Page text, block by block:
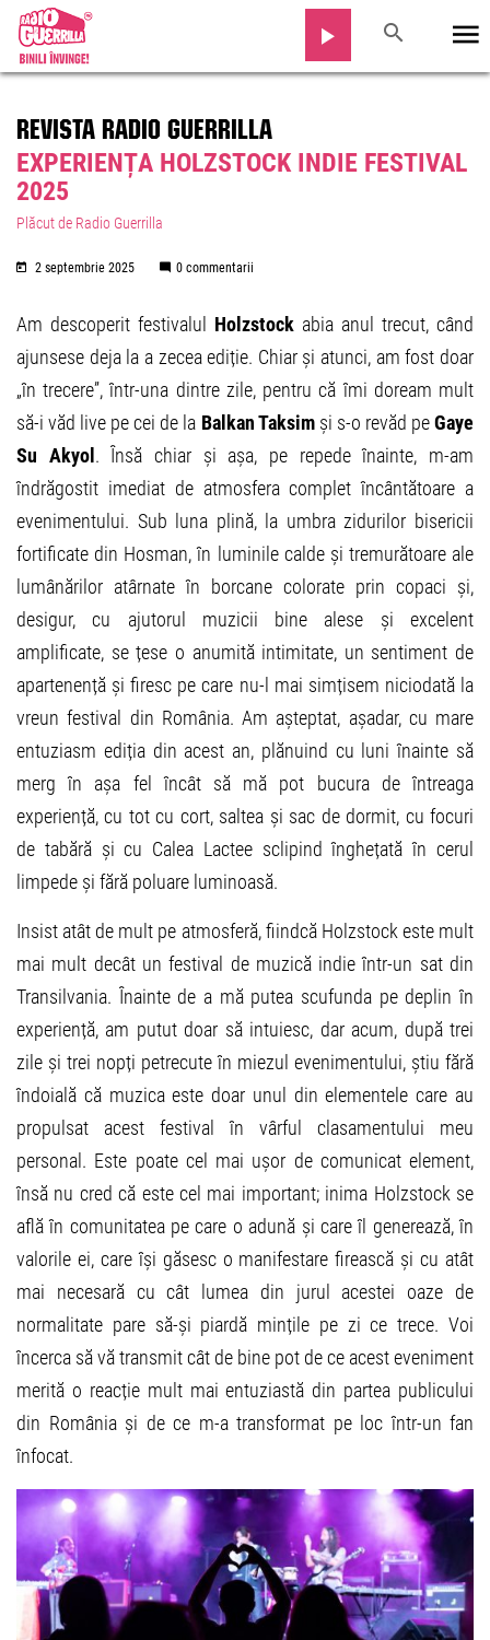
REVISTA RADIO GUERRILLA
EXPERIENȚA HOLZSTOCK INDIE FESTIVAL
2025
Plăcut de Radio Guerrilla
2 septembrie 2025 0 commentarii
Am descoperit festivalul Holzstock abia anul trecut, când
ajunsese deja la a zecea ediție. Chiar și atunci, am fost doar
„în trecere”, într-una dintre zile, pentru că îmi doream mult
să-i văd live pe cei de la Balkan Taksim și s-o revăd peGaye
Su Akyol . Însă chiar și așa, pe repede înainte, m-am
îndrăgostit imediat de atmosfera complet încântătoare a
evenimentului. Sub luna plină, la umbra zidurilor bisericii
fortificate din Hosman, în luminile calde și tremurătoare ale
lumânărilor atârnate în borcane colorate prin copaci și,
desigur, cu ajutorul muzicii bine alese și excelent
amplificate, se țese o anumită intimitate, un sentiment de
apartenență și firesc pe care nu-l mai simțisem niciodată la
vreun festival din România. Am așteptat, așadar, cu mare
entuziasm ediția din acest an, plănuind cu luni înainte să
merg în așa fel încât să mă pot bucura de întreaga
experiență, cu tot cu cort, saltea și sac de dormit, cu focuri
de tabără și cu Calea Lactee sclipind înghețată în cerul
limpede și fără poluare luminoasă.
Insist atât de mult pe atmosferă, fiindcă Holzstock este mult
mai mult decât un festival de muzică indie într-un sat din
Transilvania. Înainte de a mă putea scufunda pe deplin în
experiență, am putut doar să intuiesc, dar acum, după trei
zile și trei nopți petrecute în miezul evenimentului, știu fără
îndoială că muzica este doar unul din elementele care au
propulsat acest festival în vârful clasamentului meu
personal. Este poate cel mai ușor de comunicat element,
însă nu cred că este cel mai important; inima Holzstock se
află în comunitatea pe care o adună și care îl generează, în
valorile ei, care își găsesc o manifestare firească și cu atât
mai necesară cu cât lumea din jurul acestei oaze de
normalitate pare să-și piardă mințile pe zi ce trece. Voi
încerca să vă transmit cât de bine pot de ce acest eveniment
merită o reacție mult mai entuziastă din partea publicului
din România și de ce m-a transformat pe loc într-un fan
înfocat.